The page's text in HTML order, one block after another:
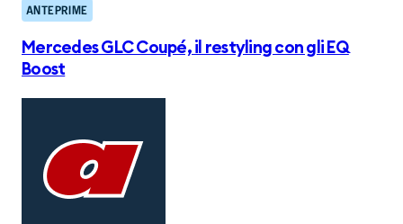
ANTEPRIME
Mercedes GLC Coupé, il restyling con gli EQ
Boost